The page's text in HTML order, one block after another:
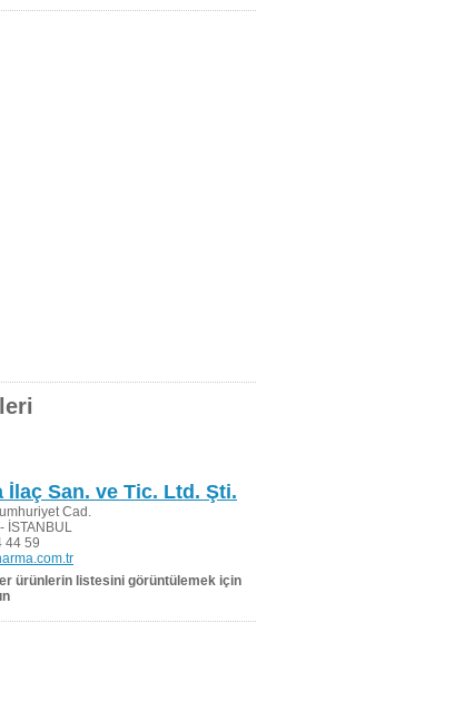
İlaç San. ve Tic. Ltd. Şti.
Cad.
İSTANBUL
44 59
ürünlerin listesini görüntülemek için